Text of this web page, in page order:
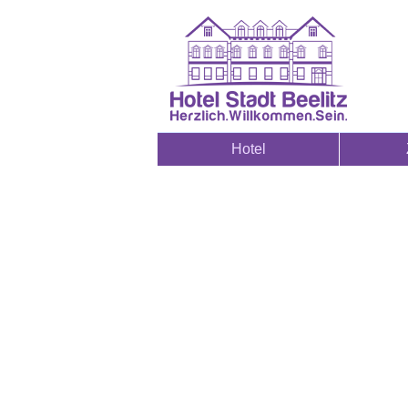
Hotel